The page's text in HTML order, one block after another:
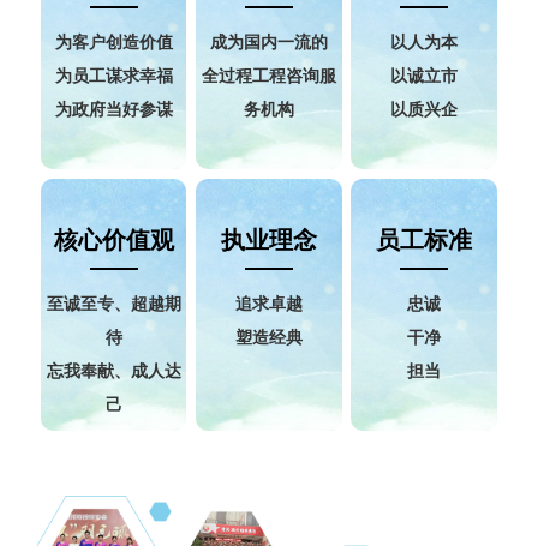
为客户创造价值
为员工谋求幸福
为政府当好参谋
成为国内一流的
全过程工程咨询服
务机构
以人为本
以诚立市
以质兴企
核心价值观
至诚至专、超越期
待
忘我奉献、成人达
己
执业理念
追求卓越
塑造经典
员工标准
忠诚
干净
担当